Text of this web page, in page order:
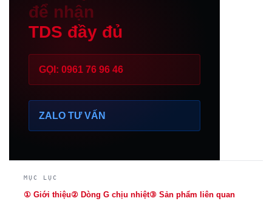
để nhận
TDS đầy đủ
GỌI: 0961 76 96 46
ZALO TƯ VẤN
MỤC LỤC
① Giới thiệu② Dòng G chịu nhiệt③ Sản phẩm liên quan